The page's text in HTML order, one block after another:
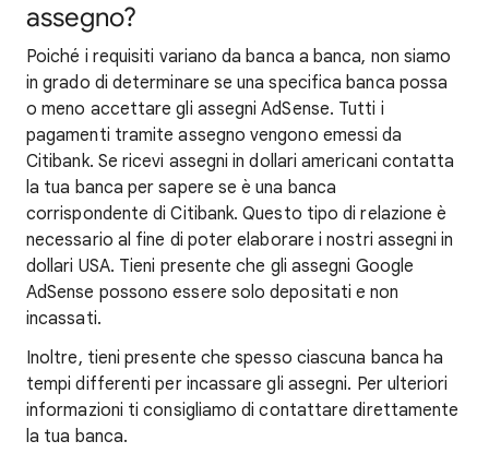
assegno?
Poiché i requisiti variano da banca a banca, non siamo
in grado di determinare se una specifica banca possa
o meno accettare gli assegni AdSense. Tutti i
pagamenti tramite assegno vengono emessi da
Citibank. Se ricevi assegni in dollari americani contatta
la tua banca per sapere se è una banca
corrispondente di Citibank. Questo tipo di relazione è
necessario al fine di poter elaborare i nostri assegni in
dollari USA. Tieni presente che gli assegni Google
AdSense possono essere solo depositati e non
incassati.
Inoltre, tieni presente che spesso ciascuna banca ha
tempi differenti per incassare gli assegni. Per ulteriori
informazioni ti consigliamo di contattare direttamente
la tua banca.